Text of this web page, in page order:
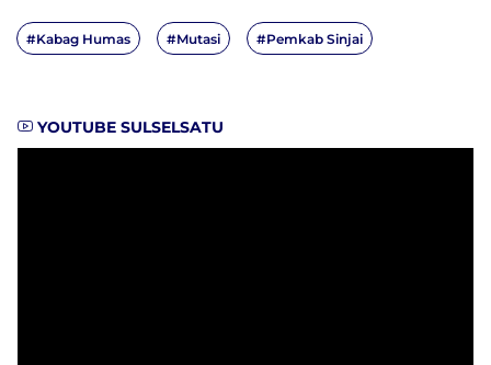
#Kabag Humas #Mutasi #Pemkab Sinjai
YOUTUBE SULSELSATU